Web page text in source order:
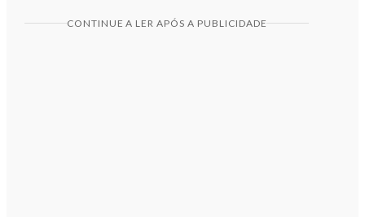
CONTINUE A LER APÓS A PUBLICIDADE